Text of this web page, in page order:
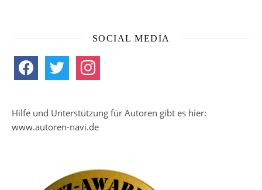
SOCIAL MEDIA
facebook twitter instagram
Hilfe und Unterstützung für Autoren gibt es hier:
www.autoren-navi.de